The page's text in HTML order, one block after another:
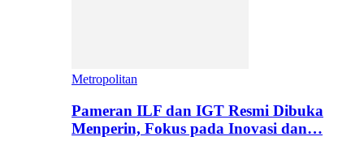
Metropolitan
Pameran ILF dan IGT Resmi Dibuka
Menperin, Fokus pada Inovasi dan…